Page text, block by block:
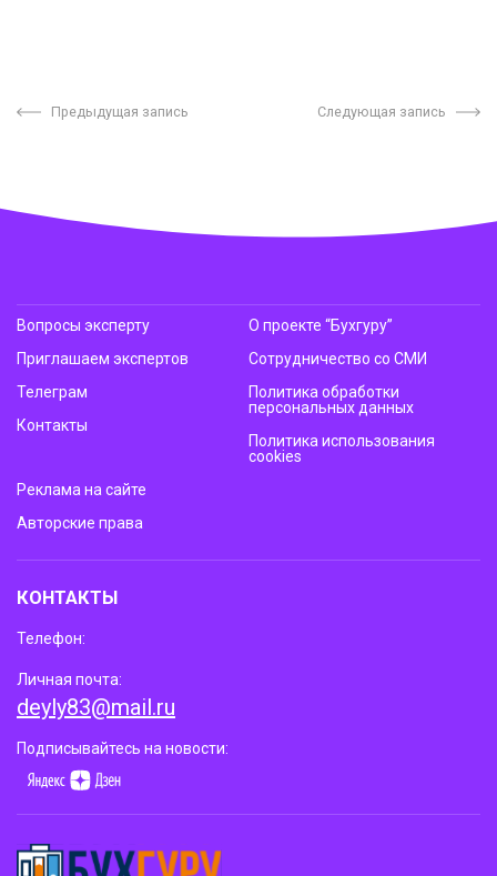
Предыдущая запись Следующая запись
Вопросы эксперту
Приглашаем экспертов
Телеграм
Контакты
О проекте “Бухгуру”
Сотрудничество со СМИ
Политика обработки
персональных данных
Политика использования
cookies
Реклама на сайте
Авторские права
КОНТАКТЫ
Телефон:
Личная почта:
deyly83@mail.ru
Подписывайтесь на новости: